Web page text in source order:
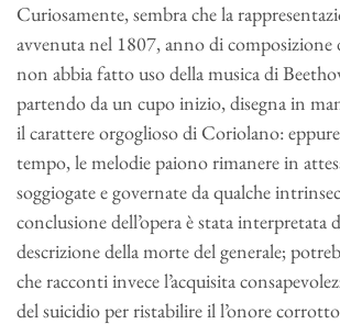
Curiosamente, sembra che la
avvenuta nel 1807, anno di composizione
non abbia fatto uso della musica di
partendo da un cupo inizio, disegna in
il carattere orgoglioso di Coriolano:
tempo, le melodie paiono rimanere in
soggiogate e governate da qualche
conclusione dell’opera è stata interpretata
descrizione della morte del generale;
che racconti invece l’acquisita
del suicidio per ristabilire il l’onore